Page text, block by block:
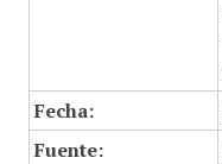
Fecha:
Fuente: